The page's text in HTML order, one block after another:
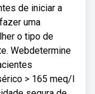
de iniciar a
uma
o tipo de
Webdetermine
> 165 meq/l